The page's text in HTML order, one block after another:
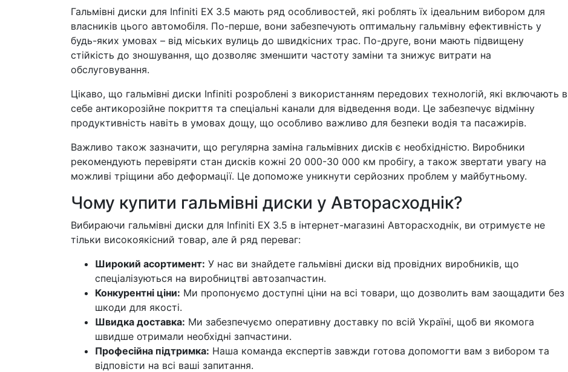
Гальмівні диски для Infiniti EX 3.5 мають ряд особливостей, які роблять їх ідеальним вибором для
власників цього автомобіля. По-перше, вони забезпечують оптимальну гальмівну ефективність у
будь-яких умовах – від міських вулиць до швидкісних трас. По-друге, вони мають підвищену
стійкість до зношування, що дозволяє зменшити частоту заміни та знижує витрати на
обслуговування.
Цікаво, що гальмівні диски Infiniti розроблені з використанням передових технологій, які включають в
себе антикорозійне покриття та спеціальні канали для відведення води. Це забезпечує відмінну
продуктивність навіть в умовах дощу, що особливо важливо для безпеки водія та пасажирів.
Важливо також зазначити, що регулярна заміна гальмівних дисків є необхідністю. Виробники
рекомендують перевіряти стан дисків кожні 20 000-30 000 км пробігу, а також звертати увагу на
можливі тріщини або деформації. Це допоможе уникнути серйозних проблем у майбутньому.
Чому купити гальмівні диски у Авторасходнік?
Вибираючи гальмівні диски для Infiniti EX 3.5 в інтернет-магазині Авторасходнік, ви отримуєте не
тільки високоякісний товар, але й ряд переваг:
Широкий асортимент: У нас ви знайдете гальмівні диски від провідних виробників, що
спеціалізуються на виробництві автозапчастин.
Конкурентні ціни: Ми пропонуємо доступні ціни на всі товари, що дозволить вам заощадити без
шкоди для якості.
Швидка доставка: Ми забезпечуємо оперативну доставку по всій Україні, щоб ви якомога
швидше отримали необхідні запчастини.
Професійна підтримка: Наша команда експертів завжди готова допомогти вам з вибором та
відповісти на всі ваші запитання.